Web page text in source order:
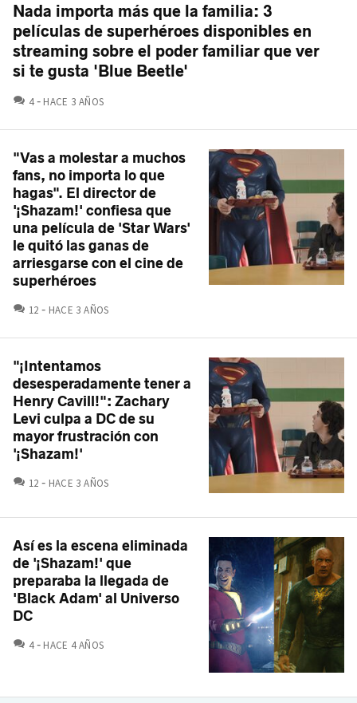
Nada importa más que la familia: 3
películas de superhéroes disponibles en
streaming sobre el poder familiar que ver
si te gusta 'Blue Beetle'
4 COMENTARIOS
HACE 3 AÑOS
"Vas a molestar a muchos
fans, no importa lo que
hagas". El director de
'¡Shazam!' confiesa que
una película de 'Star Wars'
le quitó las ganas de
arriesgarse con el cine de
superhéroes
12 COMENTARIOS
HACE 3 AÑOS
"¡Intentamos
desesperadamente tener a
Henry Cavill!": Zachary
Levi culpa a DC de su
mayor frustración con
'¡Shazam!'
12 COMENTARIOS
HACE 3 AÑOS
Así es la escena eliminada
de '¡Shazam!' que
preparaba la llegada de
'Black Adam' al Universo
DC
4 COMENTARIOS
HACE 4 AÑOS